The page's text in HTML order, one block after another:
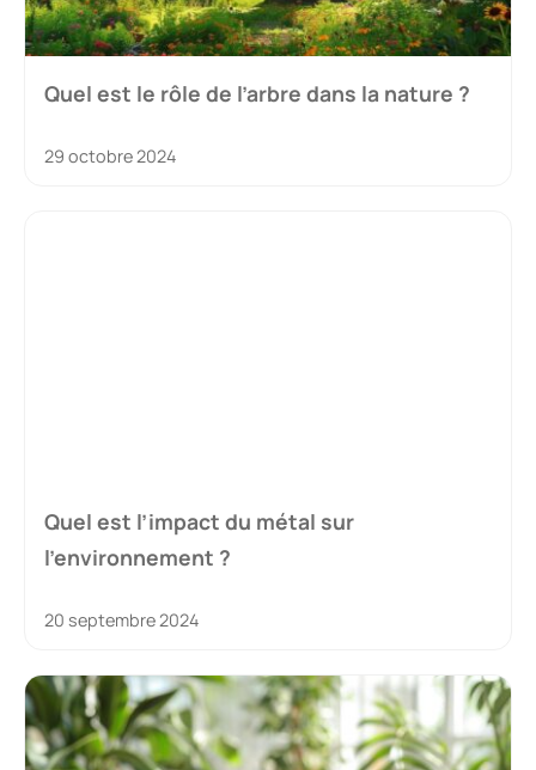
Quel est le rôle de l’arbre dans la nature ?
29 octobre 2024
Quel est l’impact du métal sur
l’environnement ?
20 septembre 2024